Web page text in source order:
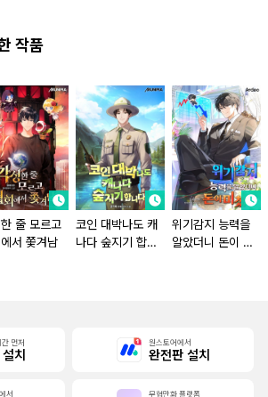
작품
줄 모르고
서 쫓겨남
코인 대박나도 캐
나다 숲지기 합니
위기감지 능력을
알았더니 돈이 미
먼저
설치
원스토어에서
완전판 설치
서 무협만화 플랫폼